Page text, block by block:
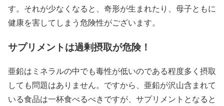
す。それが少なくなると、奇形が生まれたり、母子ともに
健康を害してしまう危険性がございます。
サプリメントは過剰摂取が危険！
亜鉛はミネラルの中でも毒性が低いのである程度多く摂取
しても問題はありません。ですから、亜鉛が沢山含まれて
いる食品は一杯食べるべきですが、サプリメントとなると